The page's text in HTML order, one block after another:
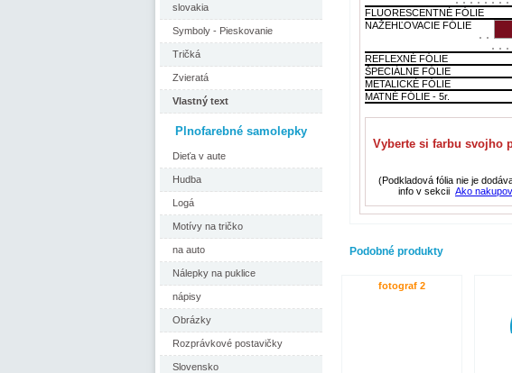
slovakia
Symboly - Pieskovanie
Tričká
Zvieratá
Vlastný text
Plnofarebné samolepky
Dieťa v aute
Hudba
Logá
Motívy na tričko
na auto
Nálepky na puklice
nápisy
Obrázky
Rozprávkové postavičky
Slovensko
FLUORESCENTNÉ FÓLIE
NAŽEHĽOVACIE FÓLIE
REFLEXNÉ FÓLIE
ŠPECIÁLNE FÓLIE
METALICKÉ FÓLIE
MATNÉ FÓLIE - 5r.
Vyberte si farbu svojho
(Podkladová fólia nie je
info v sekcii Ako
Podobné produkty
fotograf 2